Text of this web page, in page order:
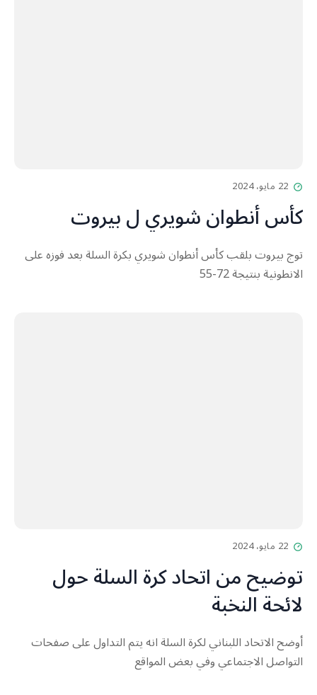
22 مايو، 2024
كأس أنطوان شويري ل بيروت
توج بيروت بلقب كأس أنطوان شويري بكرة السلة بعد فوزه على
الانطونية بنتيجة 72-55
22 مايو، 2024
توضيح من اتحاد كرة السلة حول
لائحة النخبة
أوضح الاتحاد اللبناني لكرة السلة انه يتم التداول على صفحات
التواصل الاجتماعي وفي بعض المواقع